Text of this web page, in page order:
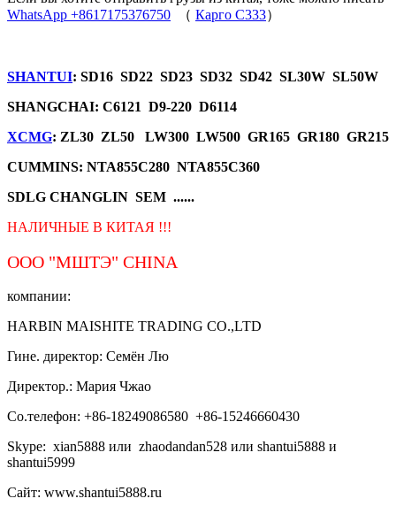
WhatsApp +8617175376750 （ Карго C333）
SHANTUI: SD16 SD22 SD23 SD32 SD42 SL30W SL50W
SHANGCHAI: C6121 D9-220 D6114
XCMG: ZL30 ZL50 LW300 LW500 GR165 GR180 GR215
CUMMINS: NTA855C280 NTA855C360
SDLG CHANGLIN SEM ......
НАЛИЧНЫЕ В КИТАЯ !!!
ООО "МШТЭ" CHINA
компании:
HARBIN MAISHITE TRADING CO.,LTD
Гине. директор: Семён Лю
Директор.: Мария Чжао
Со.телефон: +86-18249086580 +86-15246660430
Skype: xian5888 или zhaodandan528 или shantui5888 и
shantui5999
Сайт: www.shantui5888.ru